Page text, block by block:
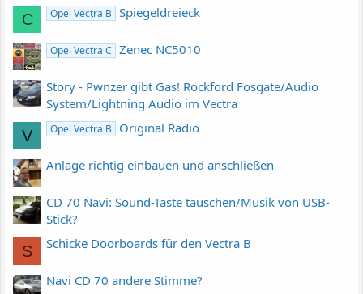
C Opel Vectra B Spiegeldreieck
Opel Vectra C Zenec NC5010
Story - Pwnzer gibt Gas! Rockford Fosgate/Audio
System/Lightning Audio im Vectra
V Opel Vectra B Original Radio
Anlage richtig einbauen und anschließen
CD 70 Navi: Sound-Taste tauschen/Musik von USB-
Stick?
S Schicke Doorboards für den Vectra B
Navi CD 70 andere Stimme?